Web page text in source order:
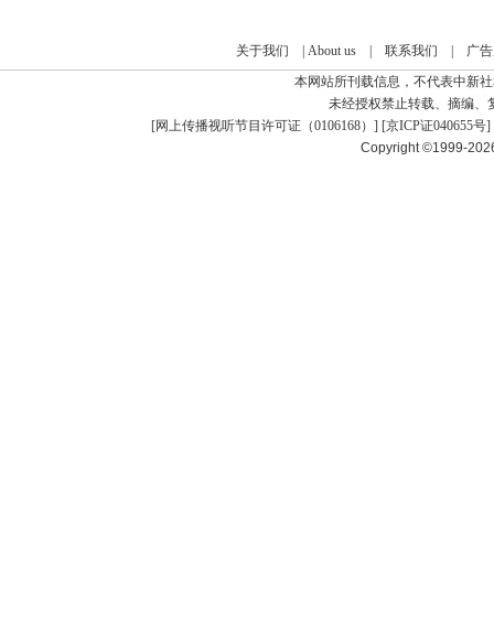
关于我们 About us| 联系我们
广
本网站所刊载信息，不代表中新
未经授权禁止转载、摘编、
[网上传播视听节目许可证（0106168） ] [京ICP证040655号]
Copyright ©1999-